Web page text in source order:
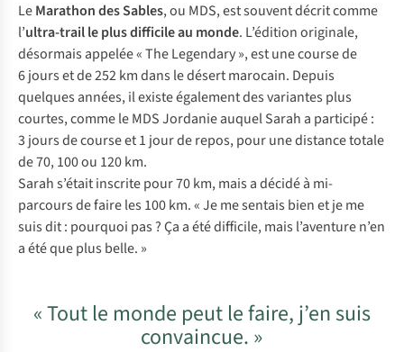
LeMarathon des Sables, ou MDS, est souvent décrit comme
l’ultra-trail le plus difficileau monde. L’édition originale,
désormais appelée « The Legendary », est une course de
6 jours et de 252 km dans le désert marocain. Depuis
quelques années, il existe également des variantes plus
courtes, comme le MDS Jordanie auquel Sarah a participé :
3 jours de course et 1 jour de repos, pour une distance totale
de 70, 100 ou 120 km.
Sarah s’était inscrite pour 70 km, mais a décidé à mi-
parcours de faire les 100 km. « Je me sentais bien et je me
suis dit : pourquoi pas ? Ça a été difficile, mais l’aventure n’en
a été que plus belle. »
« Tout le monde peut le faire, j’en suis
convaincue. »